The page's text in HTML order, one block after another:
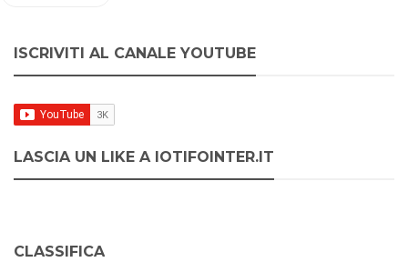
ISCRIVITI AL CANALE YOUTUBE
LASCIA UN LIKE A IOTIFOINTER.IT
CLASSIFICA